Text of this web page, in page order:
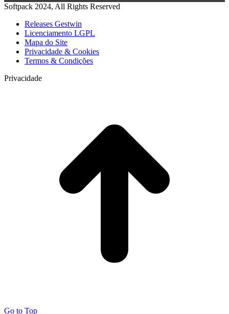
Softpack 2024, All Rights Reserved
Releases Gestwin
Licenciamento LGPL
Mapa do Site
Privacidade & Cookies
Termos & Condições
Privacidade
Go to Top